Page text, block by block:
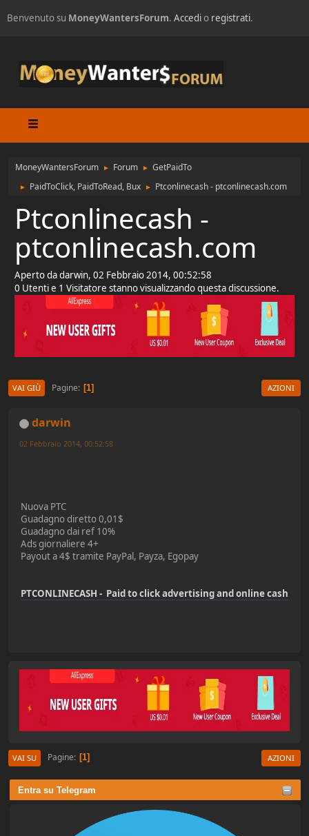
Benvenuto su MoneyWantersForum. Accedio registrati.
MoneyWantersForum ► Forum ► GetPaidTo
► PaidToClick, PaidToRead, Bux ► Ptconlinecash - ptconlinecash.com
Entra su Telegram
Ptconlinecash -
ptconlinecash.com
Aperto da darwin, 02 Febbraio 2014, 00:52:58
0 Utenti e 1 Visitatore stanno visualizzando questa discussione.
VAI GIÙ Pagine 1 AZIONI
darwin
02 Febbraio 2014, 00:52:58
Nuova PTC
Guadagno diretto 0,01$
Guadagno dai ref 10%
Ads giornaliere 4+
Payout a 4$ tramite PayPal, Payza, Egopay
PTCONLINECASH - Paid to click advertising and online cash
VAI SU Pagine 1 AZIONI